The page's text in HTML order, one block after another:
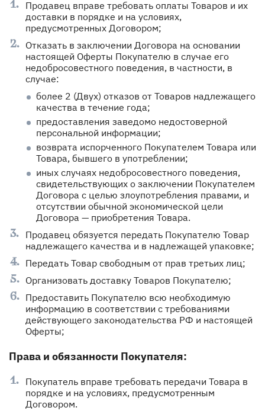
Продавец вправе требовать оплаты Товаров и их
доставки в порядке и на условиях,
предусмотренных Договором;
Отказать в заключении Договора на основании
настоящей Оферты Покупателю в случае его
недобросовестного поведения, в частности, в
случае:
более 2 (Двух) отказов от Товаров надлежащего
качества в течение года;
предоставления заведомо недостоверной
персональной информации;
возврата испорченного Покупателем Товара или
Товара, бывшего в употреблении;
иных случаях недобросовестного поведения,
свидетельствующих о заключении Покупателем
Договора с целью злоупотребления правами, и
отсутствии обычной экономической цели
Договора — приобретения Товара.
Продавец обязуется передать Покупателю Товар
надлежащего качества и в надлежащей упаковке;
Передать Товар свободным от прав третьих лиц;
Организовать доставку Товаров Покупателю;
Предоставить Покупателю всю необходимую
информацию в соответствии с требованиями
действующего законодательства РФ и настоящей
Оферты;
Права и обязанности Покупателя:
Покупатель вправе требовать передачи Товара в
порядке и на условиях, предусмотренным
Договором.